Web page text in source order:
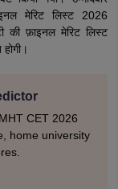
मेरिट लिस्ट 2026
फ़ाइनल मेरिट लिस्ट
CET 2026
home university